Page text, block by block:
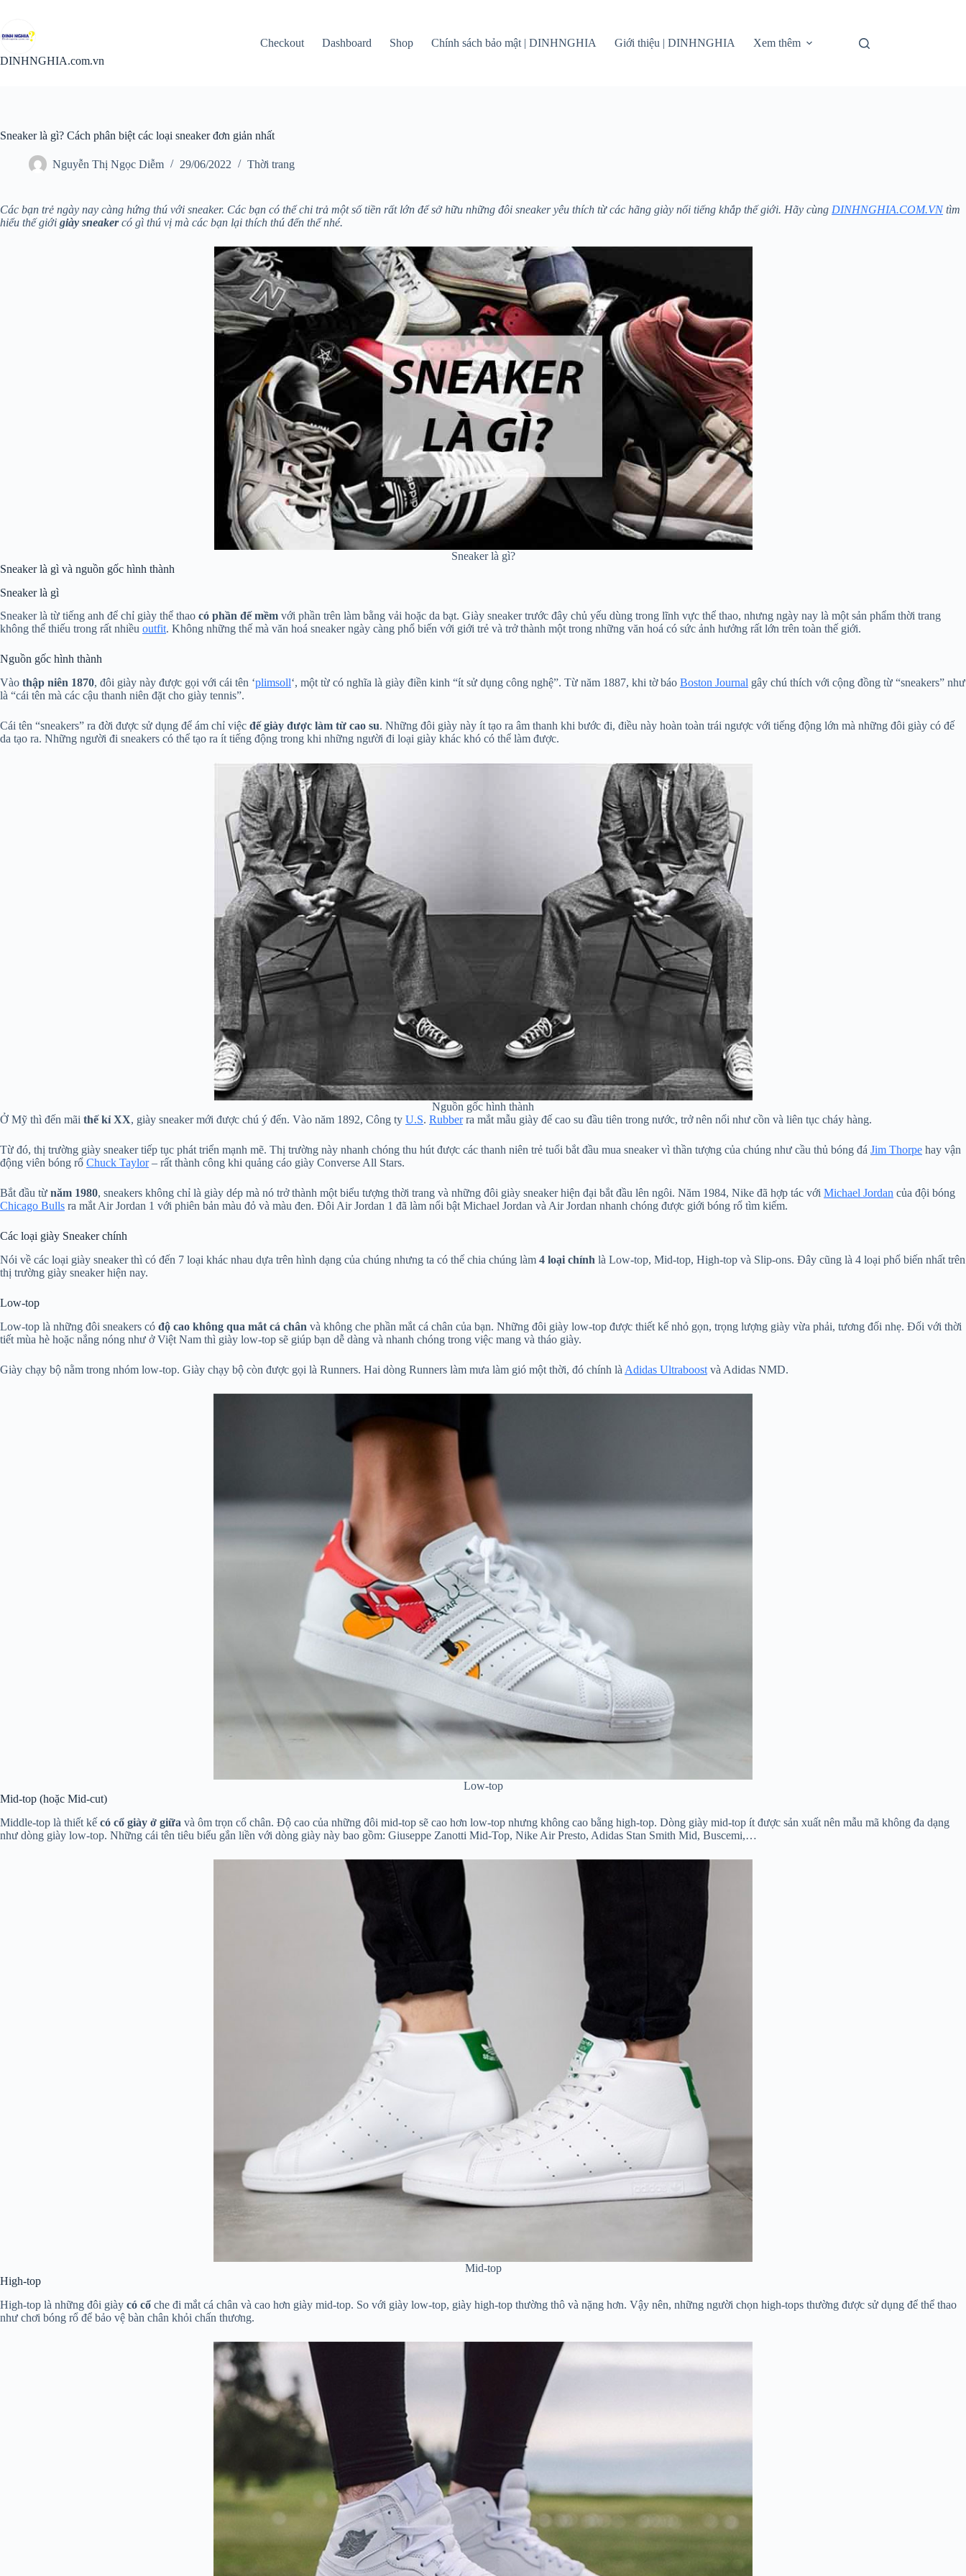
phần
nội
dung
DINHNGHIA.com.vn
Checkout Dashboard Shop Chính sách bảo mật | DINHNGHIA Giới thiệu | DINHNGHIA Xem thêm
Sneaker là gì? Cách phân biệt các loại sneaker đơn giản nhất
Nguyễn Thị Ngọc Diễm 29/06/2022 Thời trang
Các bạn trẻ ngày nay càng hứng thú với sneaker. Các bạn có thể chi trả một số tiền rất lớn để sở hữu những đôi sneaker yêu thích từ các hãng giày nổi tiếng khắp thế giới. Hãy cùng DINHNGHIA.COM.VNtìm
hiểu thế giới giày sneakercó gì thú vị mà các bạn lại thích thú đến thế nhé.
Sneaker là gì?
Sneaker là gì và nguồn gốc hình thành
Sneaker là gì
Sneaker là từ tiếng anh để chỉ giày thể thao có phần đế mềm với phần trên làm bằng vải hoặc da bạt. Giày sneaker trước đây chủ yếu dùng trong lĩnh vực thể thao, nhưng ngày nay là một sản phẩm thời trang
không thể thiếu trong rất nhiều outfit. Không những thế mà văn hoá sneaker ngày càng phổ biến với giới trẻ và trở thành một trong những văn hoá có sức ảnh hưởng rất lớn trên toàn thế giới.
Nguồn gốc hình thành
Vào thập niên 1870, đôi giày này được gọi với cái tên ‘plimsoll‘, một từ có nghĩa là giày điền kinh “ít sử dụng công nghệ”. Từ năm 1887, khi tờ báo Boston Journal gây chú thích với cộng đồng từ “sneakers” như
là “cái tên mà các cậu thanh niên đặt cho giày tennis”.
Cái tên “sneakers” ra đời được sử dụng để ám chỉ việc đế giày được làm từ cao su. Những đôi giày này ít tạo ra âm thanh khi bước đi, điều này hoàn toàn trái ngược với tiếng động lớn mà những đôi giày có đế
da tạo ra. Những người đi sneakers có thể tạo ra ít tiếng động trong khi những người đi loại giày khác khó có thể làm được.
Nguồn gốc hình thành
Ở Mỹ thì đến mãi thế kỉ XX, giày sneaker mới được chú ý đến. Vào năm 1892, Công ty U.S. Rubberra mắt mẫu giày đế cao su đầu tiên trong nước, trở nên nổi như cồn và liên tục cháy hàng.
Từ đó, thị trường giày sneaker tiếp tục phát triển mạnh mẽ. Thị trường này nhanh chóng thu hút được các thanh niên trẻ tuổi bắt đầu mua sneaker vì thần tượng của chúng như cầu thủ bóng đá Jim Thorpe hay vận
động viên bóng rổ Chuck Taylor– rất thành công khi quảng cáo giày Converse All Stars.
Bắt đầu từ năm 1980, sneakers không chỉ là giày dép mà nó trở thành một biểu tượng thời trang và những đôi giày sneaker hiện đại bắt đầu lên ngôi. Năm 1984, Nike đã hợp tác với Michael Jordan của đội bóng
Chicago Bulls ra mắt Air Jordan 1 với phiên bản màu đỏ và màu đen. Đôi Air Jordan 1 đã làm nổi bật Michael Jordan và Air Jordan nhanh chóng được giới bóng rổ tìm kiếm.
Các loại giày Sneaker chính
Nói về các loại giày sneaker thì có đến 7 loại khác nhau dựa trên hình dạng của chúng nhưng ta có thể chia chúng làm 4 loại chính là Low-top, Mid-top, High-top và Slip-ons. Đây cũng là 4 loại phổ biến nhất trên
thị trường giày sneaker hiện nay.
Low-top
Low-top là những đôi sneakers có độ cao không qua mắt cá chân và không che phần mắt cá chân của bạn. Những đôi giày low-top được thiết kế nhỏ gọn, trọng lượng giày vừa phải, tương đối nhẹ. Đối với thời
tiết mùa hè hoặc nắng nóng như ở Việt Nam thì giày low-top sẽ giúp bạn dễ dàng và nhanh chóng trong việc mang và tháo giày.
Giày chạy bộ nằm trong nhóm low-top. Giày chạy bộ còn được gọi là Runners. Hai dòng Runners làm mưa làm gió một thời, đó chính là Adidas Ultraboost và Adidas NMD.
Low-top
Mid-top (hoặc Mid-cut)
Middle-top là thiết kế có cổ giày ở giữa và ôm trọn cổ chân. Độ cao của những đôi mid-top sẽ cao hơn low-top nhưng không cao bằng high-top. Dòng giày mid-top ít được sản xuất nên mẫu mã không đa dạng
như dòng giày low-top. Những cái tên tiêu biểu gắn liền với dòng giày này bao gồm: Giuseppe Zanotti Mid-Top, Nike Air Presto, Adidas Stan Smith Mid, Buscemi,…
Mid-top
High-top
High-top là những đôi giày có cổ che đi mắt cá chân và cao hơn giày mid-top. So với giày low-top, giày high-top thường thô và nặng hơn. Vậy nên, những người chọn high-tops thường được sử dụng để thể thao
như chơi bóng rổ để bảo vệ bàn chân khỏi chấn thương.